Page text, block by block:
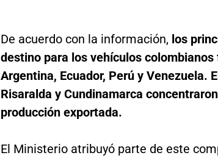
De acuerdo con la información, los
destino para los vehículos
Argentina, Ecuador, Perú y Venezuela.
Risaralda y Cundinamarca
producción exportada.
El Ministerio atribuyó parte de este